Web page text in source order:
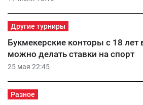
Другие турниры
25 мая 22:45
Букмекерские конторы с 18 лет
можно делать ставки на спорт
Разное